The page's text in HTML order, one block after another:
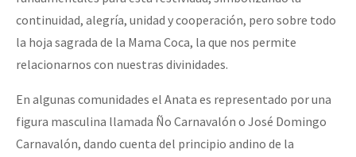
continuidad, alegría, unidad y cooperación, pero sobre todo
la hoja sagrada de la Mama Coca, la que nos permite
relacionarnos con nuestras divinidades.
En algunas comunidades el Anata es representado por una
figura masculina llamada Ño Carnavalón o José Domingo
Carnavalón, dando cuenta del principio andino de la